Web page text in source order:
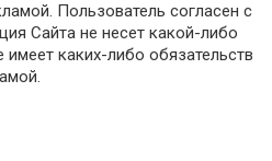
Пользователь согласен с
Сайта не несет какой-либо
имеет каких-либо обязательств